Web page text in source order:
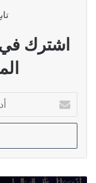
اشترك في
بريدك
الإلكتروني